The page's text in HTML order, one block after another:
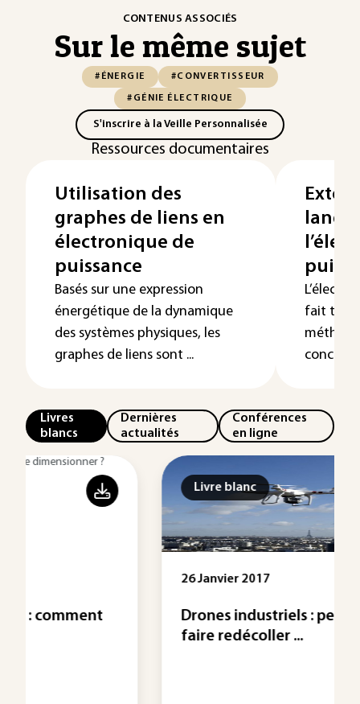
CONTENUS ASSOCIÉS
Sur le même sujet
#ÉNERGIE #CONVERTISSEUR
#GÉNIE ÉLECTRIQUE
S'inscrire à la Veille Personnalisée
Ressources documentaires
Utilisation des
graphes de liens en
électronique de
puissance
Basés sur une expression
énergétique de la dynamique
des systèmes physiques, les
graphes de liens sont ...
fait très
Livres
blancs
Dernières
actualités
Conférences
en ligne
Livre blanc
Drones industriels : peuvent-ils
faire redécoller ...